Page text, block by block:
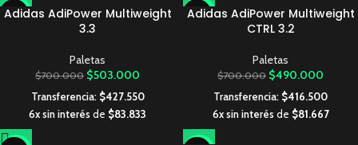
-28%
Adidas AdiPower Multiweight
3.3
Paletas
$700.000 $503.000
Transferencia: $427.550
6x sin interés de $83.833
-30%
Adidas AdiPower Multiweight
CTRL 3.2
Paletas
$700.000 $490.000
Transferencia: $416.500
6x sin interés de $81.667